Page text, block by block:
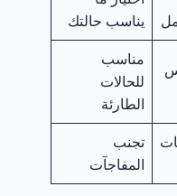
وفوائدها
يناسب حالتك
مناسب
للحالات
الطارئة
تجنب
المفاجآت